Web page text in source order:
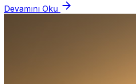
Devamını Oku